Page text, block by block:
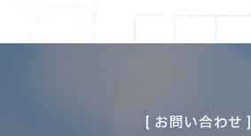
[ お問い合わせ ]